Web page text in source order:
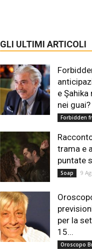
GLI ULTIMI ARTICOLI
e
nei guai?
Forbidden
trama e
puntate
Soap 9
per la
15...
Oroscopo